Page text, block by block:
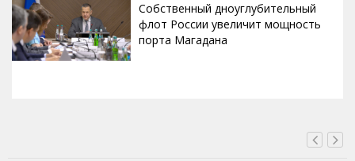
Собственный дноуглубительный
флот России увеличит мощность
порта Магадана